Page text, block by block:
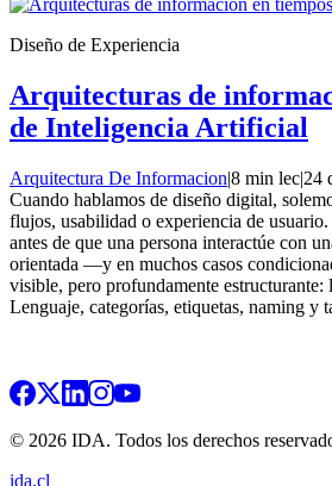
Diseño de Experiencia
Arquitecturas de
de Inteligencia Artificial
Arquitectura De Informacion|8 min lec|24
Cuando hablamos de diseño digital,
flujos, usabilidad o experiencia de
antes de que una persona interactúe con
orientada —y en muchos casos
visible, pero profundamente estructurante:
Lenguaje, categorías, etiquetas, naming
© 2026 IDA. Todos los derechos
ida.cl